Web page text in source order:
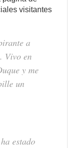
visitantes
a
Vivo en
y me
un
estado